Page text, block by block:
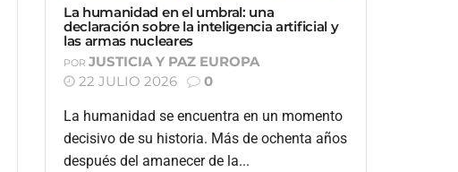
La humanidad en el umbral: una
declaración sobre la inteligencia artificial y
las armas nucleares
POR JUSTICIA Y PAZ EUROPA
22 JULIO 2026
0
La humanidad se encuentra en un momento
decisivo de su historia. Más de ochenta años
después del amanecer de la...